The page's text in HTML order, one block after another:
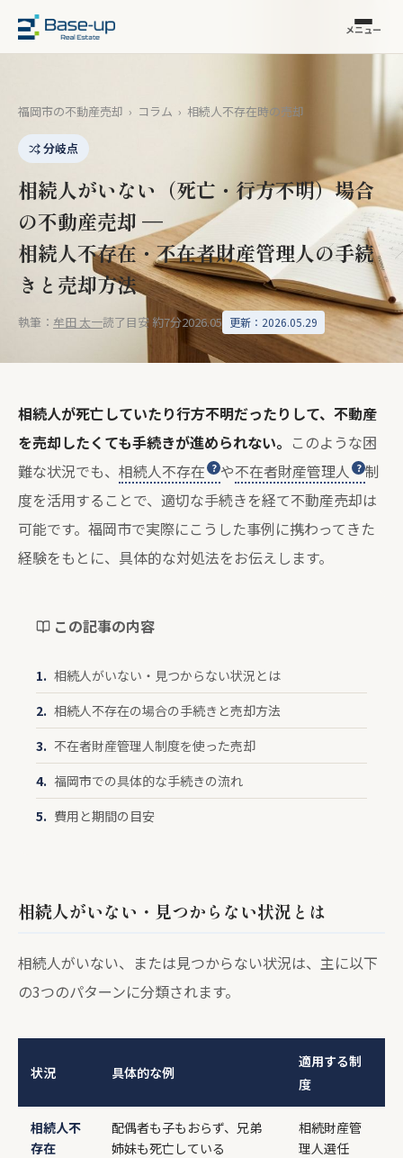
メニュー
福岡市の不動産売却 › コラム › 相続人不存在時の売却
分岐点
相続人がいない（死亡・行方不明）場合
の不動産売却 —
相続人不存在・不在者財産管理人の手続
きと売却方法
執筆： 牟田 太一読了目安 約7分2026.05 更新：2026.05.29
相続人が死亡していたり行方不明だったりして、不動産
を売却したくても手続きが進められない。 このような困
難な状況でも、 相続人不存在 や不在者財産管理人
制
度を活用することで、適切な手続きを経て不動産売却は
可能です。福岡市で実際にこうした事例に携わってきた
経験をもとに、具体的な対処法をお伝えします。
この記事の内容
相続人がいない・見つからない状況とは
相続人不存在の場合の手続きと売却方法
不在者財産管理人制度を使った売却
福岡市での具体的な手続きの流れ
費用と期間の目安
相続人がいない・見つからない状況とは
相続人がいない、または見つからない状況は、主に以下
の3つのパターンに分類されます。
状況 具体的な例
適用する制
度
相続人不
存在
配偶者も子もおらず、兄弟
姉妹も死亡している
相続財産管
理人選任